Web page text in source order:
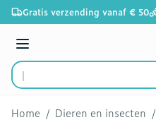
Ga naar de inhoud
Gratis verzending vanaf € 50
Menu
Product, merk, categorie...
Home / Dieren en insecten /